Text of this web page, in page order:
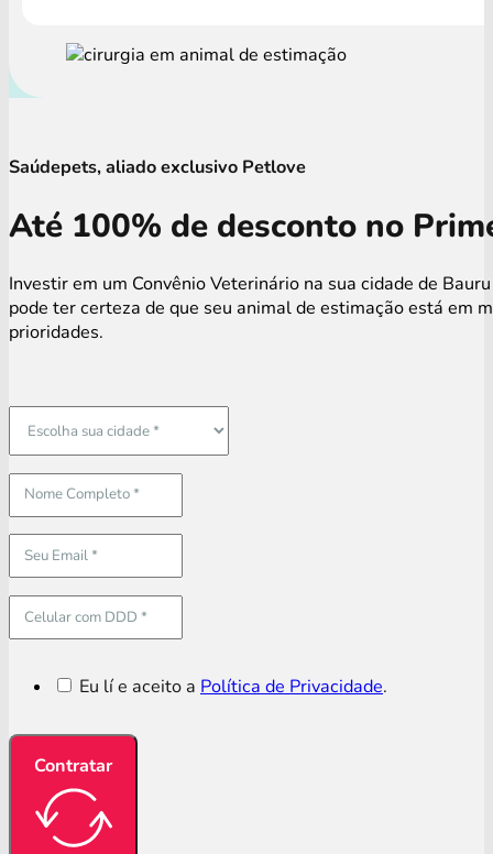
Saúdepets, aliado exclusivo Petlove
Até 100% de desconto no
Investir em um Convênio Veterinário na sua cidade de
pode ter certeza de que seu animal de estimação está em
prioridades.
Eu lí e aceito a Política de Privacidade.
Contratar